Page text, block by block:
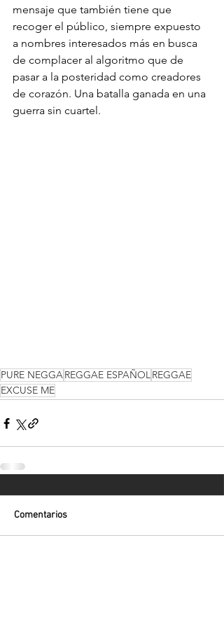
mensaje que también tiene que
recoger el público, siempre expuesto
a nombres interesados más en busca
de complacer al algoritmo que de
pasar a la posteridad como creadores
de corazón. Una batalla ganada en una
guerra sin cuartel.
PURE NEGGAREGGAE ESPAÑOLREGGAE
EXCUSE ME
Comentarios